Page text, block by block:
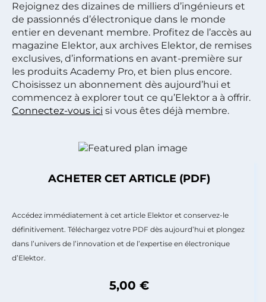
Rejoignez des dizaines de milliers d’ingénieurs et
de passionnés d’électronique dans le monde
entier en devenant membre. Profitez de l’accès au
magazine Elektor, aux archives Elektor, de remises
exclusives, d’informations en avant-première sur
les produits Academy Pro, et bien plus encore.
Choisissez un abonnement dès aujourd’hui et
commencez à explorer tout ce qu’Elektor a à offrir.
Connectez-vous ici si vous êtes déjà membre.
ACHETER CET ARTICLE (PDF)
Accédez immédiatement à cet article Elektor et conservez-le
définitivement. Téléchargez votre PDF dès aujourd’hui et plongez
dans l’univers de l’innovation et de l’expertise en électronique
d’Elektor.
5,00 €